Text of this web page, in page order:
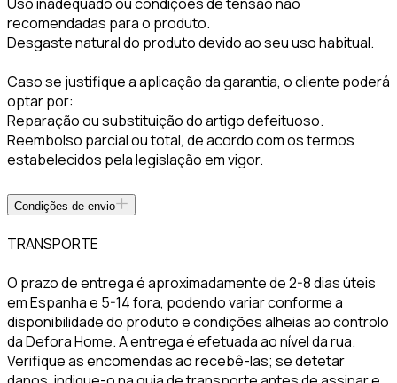
recomendadas para o produto.
Desgaste natural do produto devido ao seu uso habitual.
Caso se justifique a aplicação da garantia, o cliente poderá
optar por:
Reparação ou substituição do artigo defeituoso.
Reembolso parcial ou total, de acordo com os termos
estabelecidos pela legislação em vigor.
Condições de envio
TRANSPORTE
O prazo de entrega é aproximadamente de 2-8 dias úteis
em Espanha e 5-14 fora, podendo variar conforme a
disponibilidade do produto e condições alheias ao controlo
da Defora Home. A entrega é efetuada ao nível da rua.
Verifique as encomendas ao recebê-las; se detetar